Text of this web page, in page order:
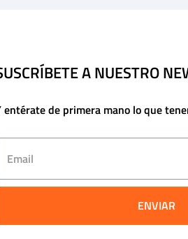
A NUESTRO
entérate de primera mano lo que
ENVIAR